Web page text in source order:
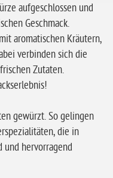
aufgeschlossen und
Geschmack.
aromatischen Kräutern,
verbinden sich die
Zutaten.
gewürzt. So gelingen
die in
und hervorragend